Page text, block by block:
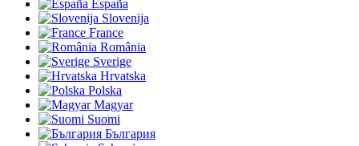
España
Slovenija
France
România
Sverige
Hrvatska
Polska
Magyar
Suomi
България